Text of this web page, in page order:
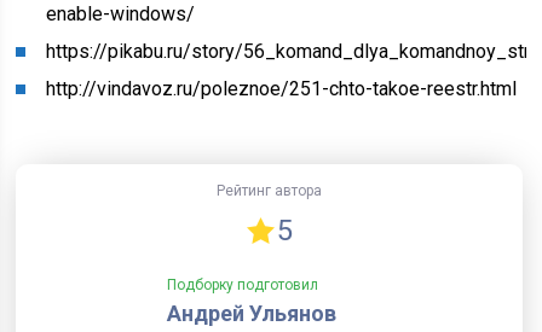
enable-windows/
https://pikabu.ru/story/
http://vindavoz.ru/poleznoe/251-chto-takoe-reestr.html
Рейтинг автора
5
Подборку подготовил
Андрей Ульянов